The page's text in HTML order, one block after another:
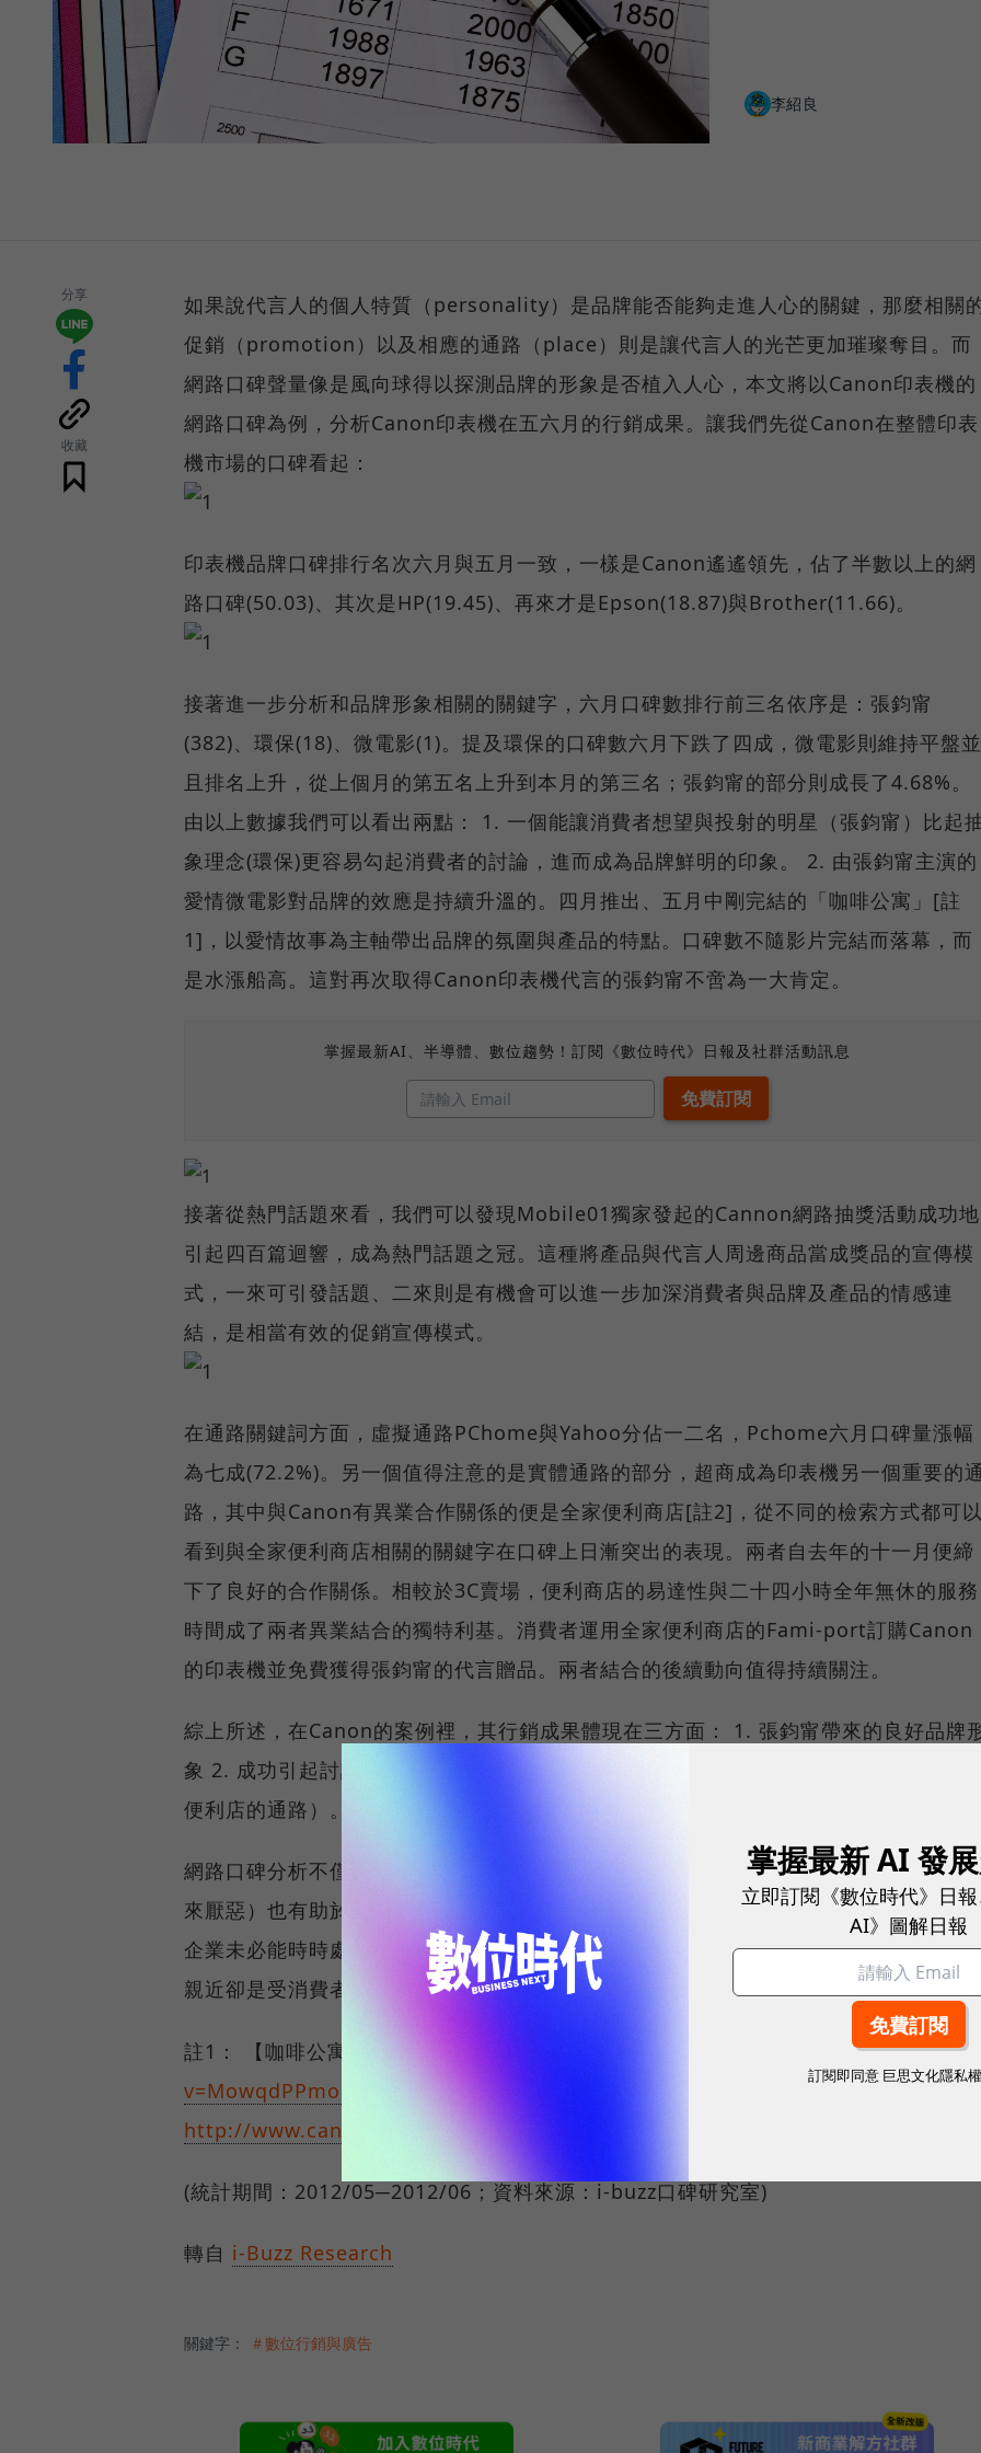
李紹良
分享
收藏
如果說代言人的個人特質（personality）是品牌能否能夠走進人心的關鍵，那麼相關
促銷（promotion）以及相應的通路（place）則是讓代言人的光芒更加璀璨奪目。而
網路口碑聲量像是風向球得以探測品牌的形象是否植入人心，本文將以Canon印表機的
網路口碑為例，分析Canon印表機在五六月的行銷成果。讓我們先從Canon在整體印表
機市場的口碑看起：
印表機品牌口碑排行名次六月與五月一致，一樣是Canon遙遙領先，佔了半數以上的網
路口碑(50.03)、其次是HP(19.45)、再來才是Epson(18.87)與Brother(11.66)。
接著進一步分析和品牌形象相關的關鍵字，六月口碑數排行前三名依序是：張鈞甯
(382)、環保(18)、微電影(1)。提及環保的口碑數六月下跌了四成，微電影則維持平盤並
且排名上升，從上個月的第五名上升到本月的第三名；張鈞甯的部分則成長了4.68%。
由以上數據我們可以看出兩點： 1. 一個能讓消費者想望與投射的明星（張鈞甯）比起
象理念(環保)更容易勾起消費者的討論，進而成為品牌鮮明的印象。 2. 由張鈞甯主演的
愛情微電影對品牌的效應是持續升溫的。四月推出、五月中剛完結的「咖啡公寓」[註
1]，以愛情故事為主軸帶出品牌的氛圍與產品的特點。口碑數不隨影片完結而落幕，而
是水漲船高。這對再次取得Canon印表機代言的張鈞甯不啻為一大肯定。
掌握最新AI、半導體、數位趨勢！訂閱《數位時代》日報及社群活動訊息
接著從熱門話題來看，我們可以發現Mobile01獨家發起的Cannon網路抽獎活動成功地
引起四百篇迴響，成為熱門話題之冠。這種將產品與代言人周邊商品當成獎品的宣傳模
式，一來可引發話題、二來則是有機會可以進一步加深消費者與品牌及產品的情感連
結，是相當有效的促銷宣傳模式。
在通路關鍵詞方面，虛擬通路PChome與Yahoo分佔一二名，Pchome六月口碑量漲幅
為七成(72.2%)。另一個值得注意的是實體通路的部分，超商成為印表機另一個重要的
路，其中與Canon有異業合作關係的便是全家便利商店[註2]，從不同的檢索方式都可
看到與全家便利商店相關的關鍵字在口碑上日漸突出的表現。兩者自去年的十一月便締
下了良好的合作關係。相較於3C賣場，便利商店的易達性與二十四小時全年無休的服務
時間成了兩者異業結合的獨特利基。消費者運用全家便利商店的Fami-port訂購Canon
的印表機並免費獲得張鈞甯的代言贈品。兩者結合的後續動向值得持續關注。
綜上所述，在Canon的案例裡，其行銷成果體現在三方面： 1. 張鈞甯帶來的良好品牌
象 2. 成功引起討論熱度的話題宣傳以及 3. 後勢看漲的異業結合（Canon印表機與全家
便利店的通路）。
網路口碑分析不僅有助於我們鑑往（理解過去品牌與產品策略如何博得消費者喜愛或招
來厭惡）也有助於我們知來（即時獲知網路口碑走向有助於調整下一步的市場布局）。
企業未必能時時處在口碑聲量的勢頭上，但知道如何親近消費者，且持續與消費者保持
親近卻是受消費者愛戴的不二法門。
註1： 【咖啡公寓】張鈞甯愛情故事 最終話
http://www.youtube.com/watch?
v=MowqdPPmoHQ
註2：Canon印表機進軍超商新通路 街頭巷尾輕鬆購
http://www.canon.com.tw/about/newsDetail.asp?NID=000335
(統計期間：2012/05─2012/06；資料來源：i-buzz口碑研究室)
轉自 i-Buzz Research
關鍵字： ＃數位行銷與廣告
掌握最新 AI 發
立即訂閱《數位時代》日
AI》圖解日報
訂閱即同意 巨思文化隱私